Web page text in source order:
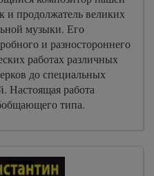
и продолжатель великих
музыки. Его
и разностороннего
работах различных
до специальных
Настоящая работа
типа.